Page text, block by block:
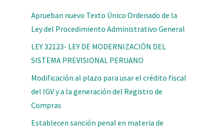
Aprueban nuevo Texto Único Ordenado de la
Ley del Procedimiento Administrativo General
LEY 32123- LEY DE MODERNIZACIÓN DEL
SISTEMA PREVISIONAL PERUANO
Modificación al plazo para usar el crédito fiscal
del IGV y a la generación del Registro de
Compras
Establecen sanción penal en materia de